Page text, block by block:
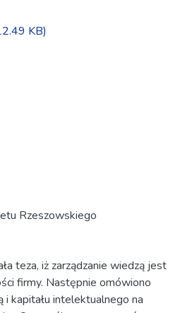
KB)
Rzeszowskiego
teza, iż zarządzanie wiedzą jest
firmy. Następnie omówiono
i kapitału intelektualnego na